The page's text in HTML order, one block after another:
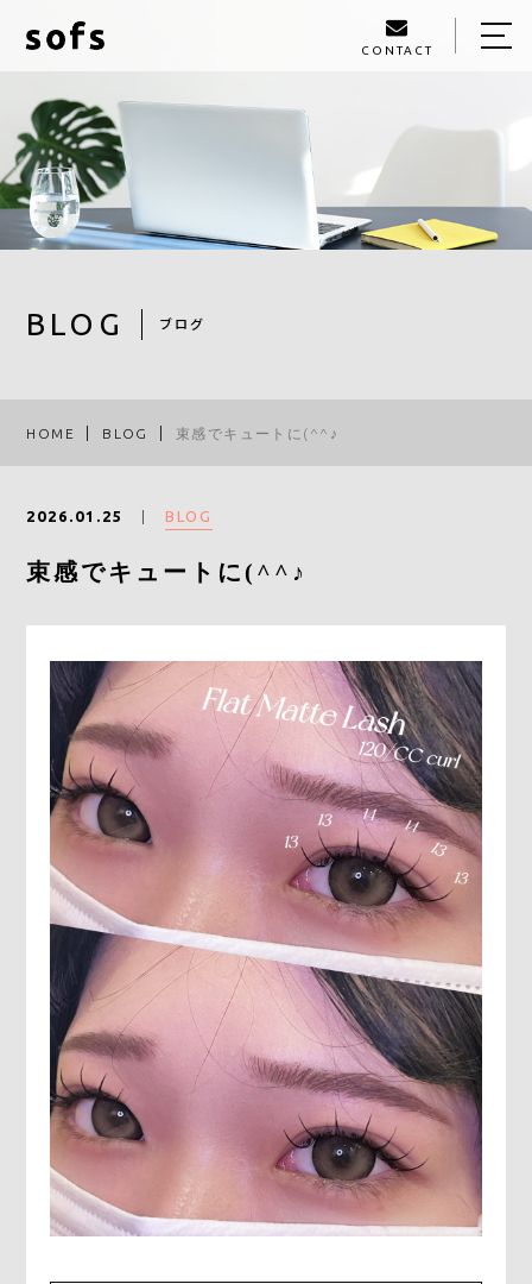
CONTACT
BLOG ブログ
HOME BLOG 束感でキュートに(^^♪
2026.01.25 BLOG
束感でキュートに(^^♪
SALON MENU
SCHOOL MENU
BLOG
SOFS 伊賀上野店
SOFS津店
080-8881-8330
CONTACT